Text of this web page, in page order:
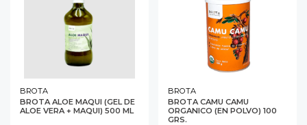
BROTA
BROTA ALOE MAQUI (GEL DE
ALOE VERA + MAQUI) 500 ML
BROTA
BROTA CAMU CAMU
ORGANICO (EN POLVO) 100
GRS.